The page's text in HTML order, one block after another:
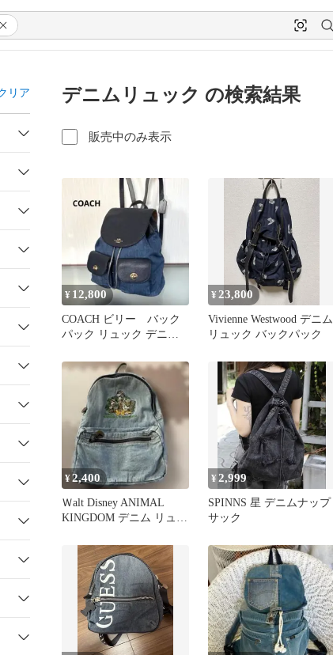
リア デニムリュック の検索結果
販売中のみ表示
¥ 12,800
COACH ビリー バック
パック リュック デニム
ィゴ
¥ 23,800
Vivienne Westwood デニム
リュック バックパック
¥2,400
Ｗalt Disney ANIMAL
KINGDOM デニム リュッ
¥2,999
SPINNS 星 デニムナップ
サック